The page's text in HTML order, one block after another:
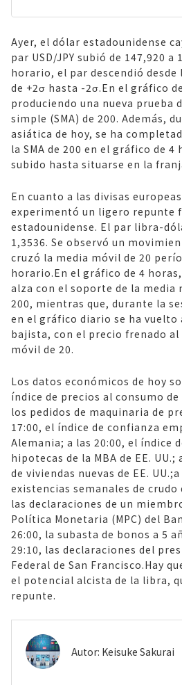
Ayer, el dólar estadounidense
par USD/JPY subió de 147,920 a
horario, el par descendió
de +2σ hasta -2σ.En el gráfico
produciendo una nueva prueba
simple (SMA) de 200. Además,
asiática de hoy, se ha
la SMA de 200 en el gráfico de
subido hasta situarse en la
En cuanto a las divisas
experimentó un ligero repunte
estadounidense. El par libra-
1,3536. Se observó un
cruzó la media móvil de 20
horario.En el gráfico de 4
alza con el soporte de la media
200, mientras que, durante la
en el gráfico diario se ha vuelto
bajista, con el precio frenado al
móvil de 20.
Los datos económicos de hoy
índice de precios al consumo
los pedidos de maquinaria de
17:00, el índice de confianza
Alemania; a las 20:00, el índice
hipotecas de la MBA de EE. UU.;
de viviendas nuevas de EE.
existencias semanales de crudo
las declaraciones de un
Política Monetaria (MPC) del
26:00, la subasta de bonos a 5
29:10, las declaraciones del
Federal de San Francisco.Hay
el potencial alcista de la libra,
repunte.
Autor: Keisuke Sakurai